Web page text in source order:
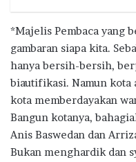
*Majelis Pembaca yang
gambaran siapa kita.
hanya bersih-bersih,
biautifikasi. Namun kota
kota memberdayakan
Bangun kotanya,
Anis Baswedan dan
Bukan menghardik dan